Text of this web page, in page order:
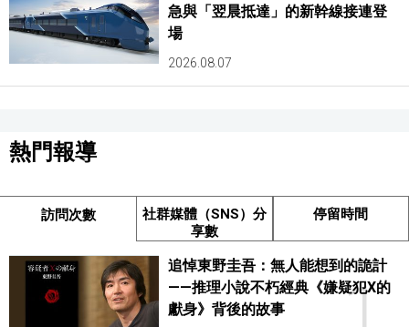
急與「翌晨抵達」的新幹線接連登
場
2026.08.07
熱門報導
訪問次數
社群媒體（SNS）分
享數
停留時間
追悼東野圭吾：無人能想到的詭計
——推理小說不朽經典《嫌疑犯X的
獻身》背後的故事